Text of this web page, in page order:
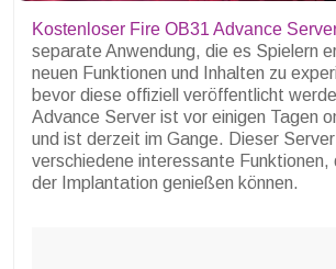
Kostenloser Fire OB31 Advance
separate Anwendung, die es Spielern
neuen Funktionen und Inhalten zu
bevor diese offiziell veröffentlicht
Advance Server ist vor einigen Tagen
und ist derzeit im Gange. Dieser
verschiedene interessante Funktionen,
der Implantation genießen können.